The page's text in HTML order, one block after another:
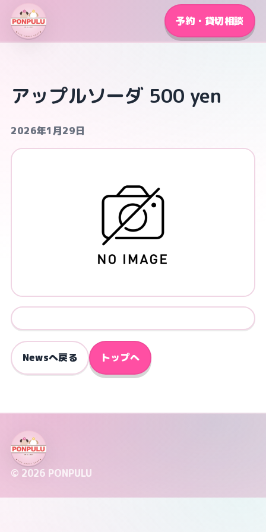
予約・貸切相談
アップルソーダ 500 yen
2026年1月29日
Newsへ戻る トップへ
© 2026 PONPULU